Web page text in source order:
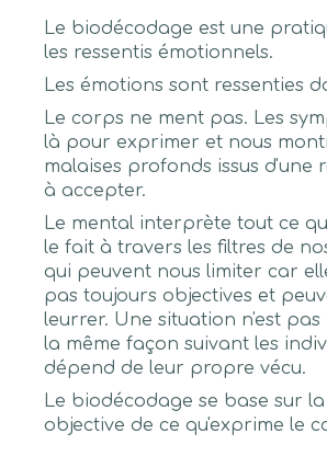
Le biodécodage est une
les ressentis émotionnels.
Les émotions sont ressenties
Le corps ne ment pas. Les
là pour exprimer et nous
malaises profonds issus d'une
à accepter.
Le mental interprète tout ce
le fait à travers les filtres de
qui peuvent nous limiter car
pas toujours objectives et
leurrer. Une situation n'est pas
la même façon suivant les
dépend de leur propre vécu.
Le biodécodage se base sur
objective de ce qu'exprime le